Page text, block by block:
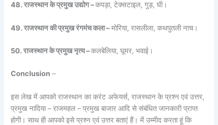
48. राजस्थान के प्रमुख उद्योग –कपड़ा, टेक्सटाइल, गुड़, घी।
49. राजस्थान की प्रमुख रंगमंच कला –मोरिया, रासलीला, कथपुतली नाच।
50. राजस्थान के प्रमुख नृत्य –कलबेलिया, घूमर, भवाई।
Conclusion –
इस लेख में आपको राजस्थान का करंट अफेयर्स, राजस्थान के प्रश्न एवं उत्तर,
प्रमुख नादिया – राजमहल – प्रमुख बाजार आदि से संबंधित जानकारी प्राप्त
होगी। साथ ही आपको इसे प्रश्न एवं उत्तर बताएं हैं। में उम्मीद करता हूं कि